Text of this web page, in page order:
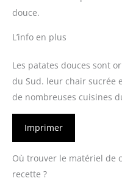
douce.
L’info en plus
Les patates douces sont
du Sud. leur chair sucrée
de nombreuses cuisines
Imprimer
Où trouver le matériel de
recette ?